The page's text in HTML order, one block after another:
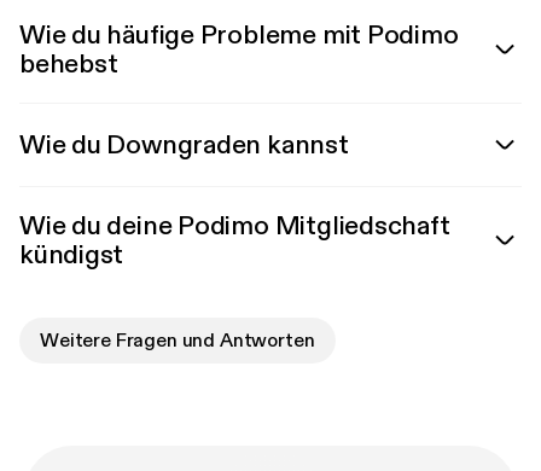
Wie du häufige Probleme mit Podimo
behebst
Wie du Downgraden kannst
Wie du deine Podimo Mitgliedschaft
kündigst
Weitere Fragen und Antworten